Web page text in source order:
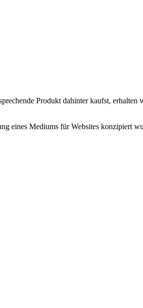
Produkt dahinter kaufst,
eines Mediums für Websites konzipiert